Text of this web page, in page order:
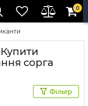
0
сорга
Фільтр